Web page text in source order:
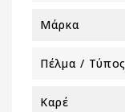
Μάρκα
Πέλμα / Τύπος
Καρέ